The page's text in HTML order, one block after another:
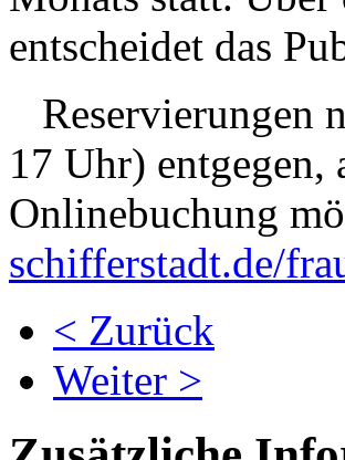
entscheidet das
Reservierungen
17 Uhr) entgegen,
Onlinebuchung
schifferstadt.de/
< Zurück
Weiter >